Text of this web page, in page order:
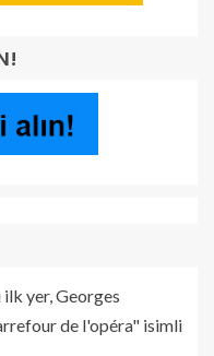
ilk yer, Georges
de l'opéra" isimli